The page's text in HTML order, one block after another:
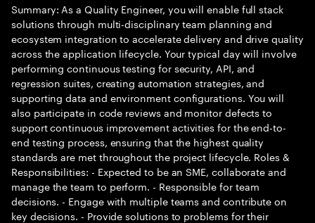
Summary: As a Quality Engineer, you will enable full stack
solutions through multi-disciplinary team planning and
ecosystem integration to accelerate delivery and drive quality
across the application lifecycle. Your typical day will involve
performing continuous testing for security, API, and
regression suites, creating automation strategies, and
supporting data and environment configurations. You will
also participate in code reviews and monitor defects to
support continuous improvement activities for the end-to-
end testing process, ensuring that the highest quality
standards are met throughout the project lifecycle. Roles &
Responsibilities: - Expected to be an SME, collaborate and
manage the team to perform. - Responsible for team
decisions. - Engage with multiple teams and contribute on
key decisions. - Provide solutions to problems for their